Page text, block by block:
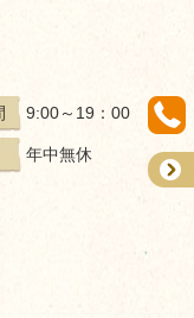
9:00～19：00
年中無休